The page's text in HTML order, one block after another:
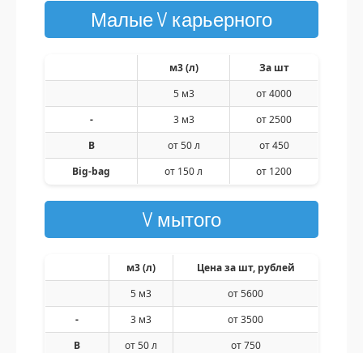
Малые V карьерного
м3 (л)
За шт
5 м3
от 4000
-
3 м3
от 2500
В
от 50 л
от 450
Big-bag
от 150 л от 1200
V мытого
м3 (л)
Цена за шт, рублей
5 м3
от 5600
-
3 м3
от 3500
В
от 50 л
от 750